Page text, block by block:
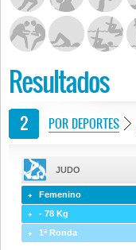
Resultados
POR DEPORTES
JUDO
Femenino
- 78 Kg
1ª Ronda